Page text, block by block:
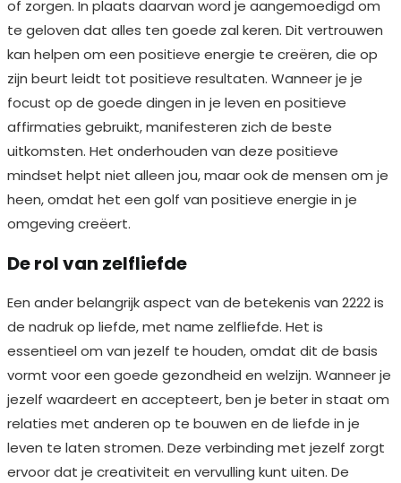
of zorgen. In plaats daarvan word je aangemoedigd om
te geloven dat alles ten goede zal keren. Dit vertrouwen
kan helpen om een positieve energie te creëren, die op
zijn beurt leidt tot positieve resultaten. Wanneer je je
focust op de goede dingen in je leven en positieve
affirmaties gebruikt, manifesteren zich de beste
uitkomsten. Het onderhouden van deze positieve
mindset helpt niet alleen jou, maar ook de mensen om je
heen, omdat het een golf van positieve energie in je
omgeving creëert.
De rol van zelfliefde
Een ander belangrijk aspect van de betekenis van 2222 is
de nadruk op liefde, met name zelfliefde. Het is
essentieel om van jezelf te houden, omdat dit de basis
vormt voor een goede gezondheid en welzijn. Wanneer je
jezelf waardeert en accepteert, ben je beter in staat om
relaties met anderen op te bouwen en de liefde in je
leven te laten stromen. Deze verbinding met jezelf zorgt
ervoor dat je creativiteit en vervulling kunt uiten. De